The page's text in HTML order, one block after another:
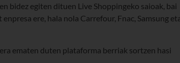
bidez egiten dituen Live Shoppingeko saioak, bai
ere, hala nola Carrefour, Fnac, Samsung
ematen duten plataforma berriak sortzen hasi